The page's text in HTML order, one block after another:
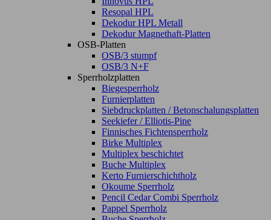
Resopal HPL
Dekodur HPL Metall
Dekodur Magnethaft-Platten
OSB-Platten
OSB/3 stumpf
OSB/3 N+F
Sperrholzplatten
Biegesperrholz
Furnierplatten
Siebdruckplatten / Betonschalungsplatten
Seekiefer / Elliotis-Pine
Finnisches Fichtensperrholz
Birke Multiplex
Multiplex beschichtet
Buche Multiplex
Kerto Furnierschichtholz
Okoume Sperrholz
Pencil Cedar Combi Sperrholz
Pappel Sperrholz